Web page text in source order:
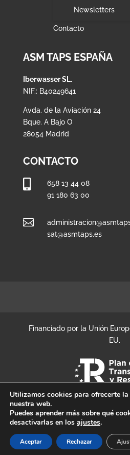
Newsletters
Contacto
ASM TAPS ESPAÑA
Iberwasser SL.
NIF.: B40249641
Avda. de la Aviación 24
Bque. A Bajo O
28054 Madrid
CONTACTO
658 13 44 08
91 180 63 00

sat@asmtaps.es
Financiado por la Unión
EU.
Utilizamos cookies para ofrecerte
nuestra web.
Puedes aprender más sobre qué
desactivarlas en los ajustes.
Aceptar Rechazar